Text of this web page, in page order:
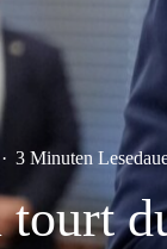
· 3 Minuten